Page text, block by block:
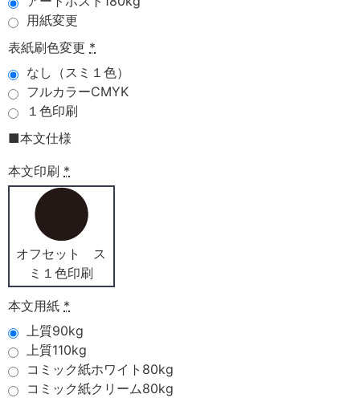
用紙変更
表紙刷色変更 *
なし（スミ１色）
フルカラーCMYK
１色印刷
■本文仕様
本文印刷 *
オフセット ス
ミ１色印刷
本文用紙 *
上質90kg
上質110kg
コミック紙ホワイト80kg
コミック紙クリーム80kg